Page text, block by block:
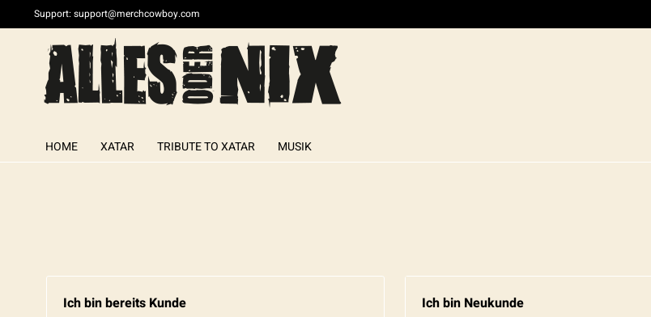
Support: support@merchcowboy.com
HOME XATAR TRIBUTE TO XATAR MUSIK
Ich bin Neukunde
Ich bin bereits Kunde